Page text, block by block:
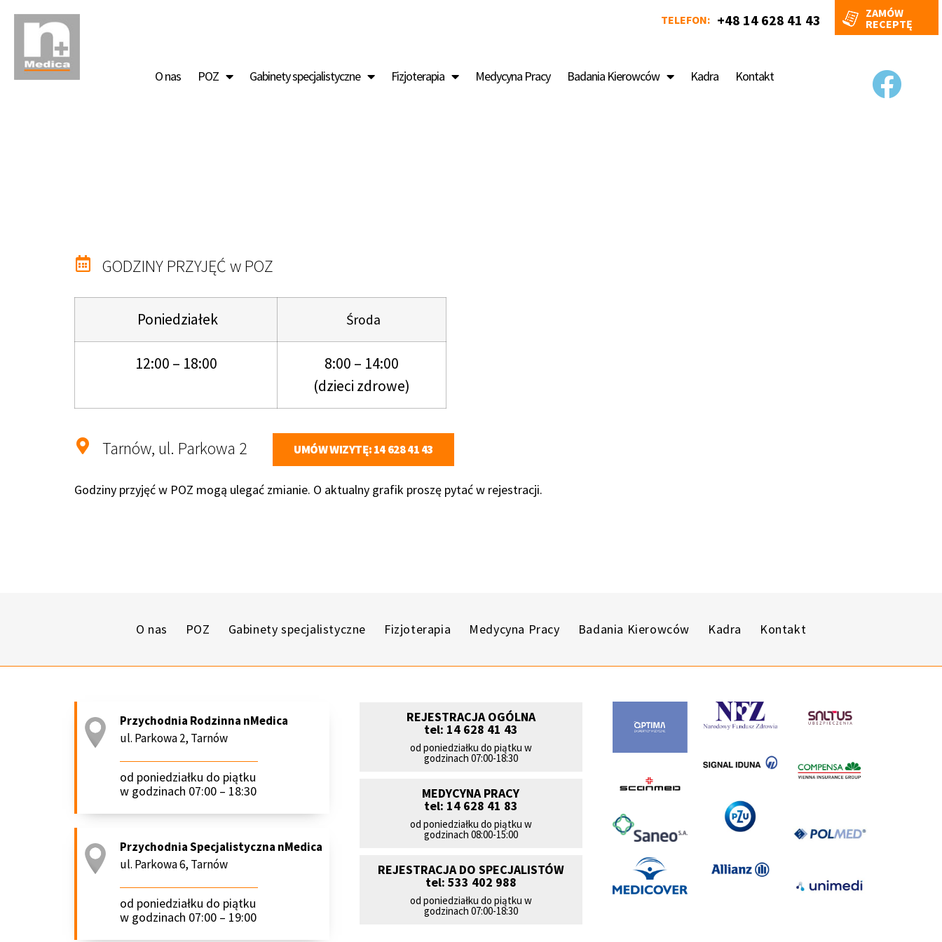
TELEFON: +48 14 628 41 43
O nas POZ Gabinety specjalistyczne Fizjoterapia Medycyna Pracy Badania Kierowców Kadra Kontakt
ZAMÓW
RECEPTĘ
GODZINY PRZYJĘĆ w POZ
Poniedziałek Środa
12:00 – 18:00
8:00 – 14:00
(dzieci zdrowe)
Tarnów, ul. Parkowa 2 UMÓW WIZYTĘ: 14 628 41 43
Godziny przyjęć w POZ mogą ulegać zmianie. O aktualny grafik proszę pytać w rejestracji.
O nas POZ Gabinety specjalistyczne Fizjoterapia Medycyna Pracy Badania Kierowców Kadra Kontakt
Przychodnia Rodzinna nMedica
ul. Parkowa 2, Tarnów
od poniedziałku do piątku
w godzinach 07:00 – 18:30
Przychodnia Specjalistyczna nMedica
ul. Parkowa 6, Tarnów
od poniedziałku do piątku
w godzinach 07:00 – 19:00
REJESTRACJA OGÓLNA
tel: 14 628 41 43
od poniedziałku do piątku w
godzinach 07:00-18:30
MEDYCYNA PRACY
tel: 14 628 41 83
od poniedziałku do piątku w
godzinach 08:00-15:00
REJESTRACJA DO SPECJALISTÓW
tel: 533 402 988
od poniedziałku do piątku w
godzinach 07:00-18:30